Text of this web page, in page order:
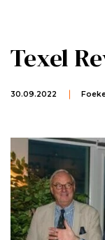
Texel
30.09.2022